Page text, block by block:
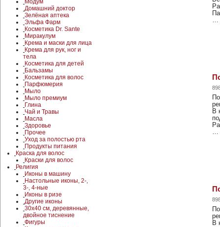
Модум
Домашний доктор
Зелёная аптека
Эльфа Фарм
Косметика Dr. Sante
Миракулум
Крема и маски для лица
Крема для рук, ног и
тела
Косметика для детей
Бальзамы
Косметика для волос
Парфюмерия
Мыло
Мыло премиум
Глина
Чай и Травы
Масла
Здоровье
Прочее
Уход за полостью рта
Продукты питания
Краска для волос
Краски для волос
Религия
Иконы в машину
Настольные иконы, 2-,
3-, 4-ные
Иконы в ризе
Другие иконы
30x40 см, деревянные,
двойное тиснение
Фигуры
…
В
…
В